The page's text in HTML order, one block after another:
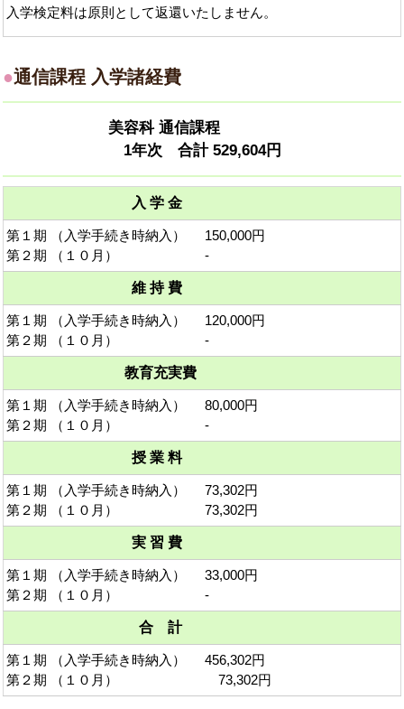
入学検定料は原則として返還いたしません。
●通信課程 入学諸経費
美容科 通信課程
1年次 合計 529,604円
入 学 金
第１期 （入学手続き時納入）
第２期 （１０月）
150,000円
-
維 持 費
第１期 （入学手続き時納入）
第２期 （１０月）
120,000円
-
教育充実費
第１期 （入学手続き時納入）
第２期 （１０月）
80,000円
-
授 業 料
第１期 （入学手続き時納入）
第２期 （１０月）
73,302円
73,302円
実 習 費
第１期 （入学手続き時納入）
第２期 （１０月）
33,000円
-
合 計
第１期 （入学手続き時納入）
第２期 （１０月）
456,302円
73,302円